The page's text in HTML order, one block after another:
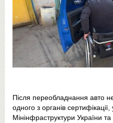
Після переобладнання авто
одного з органів
Мінінфраструктури України